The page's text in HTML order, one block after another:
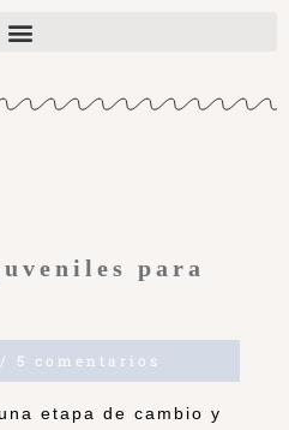
para
5 comentarios
etapa de cambio y